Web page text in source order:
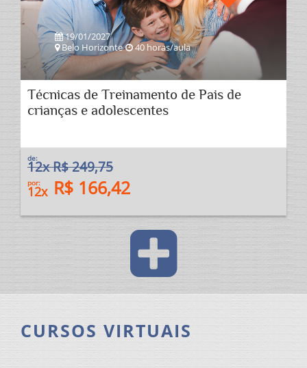
19/01/2027
Belo Horizonte
40 horas/aula
Técnicas de Treinamento de Pais de
crianças e adolescentes
de:
12x R$ 249,75
por:
12x R$ 166,42
CURSOS VIRTUAIS